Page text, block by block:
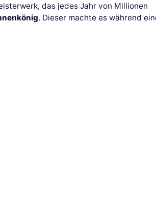
das jedes Jahr von Millionen
. Dieser machte es während